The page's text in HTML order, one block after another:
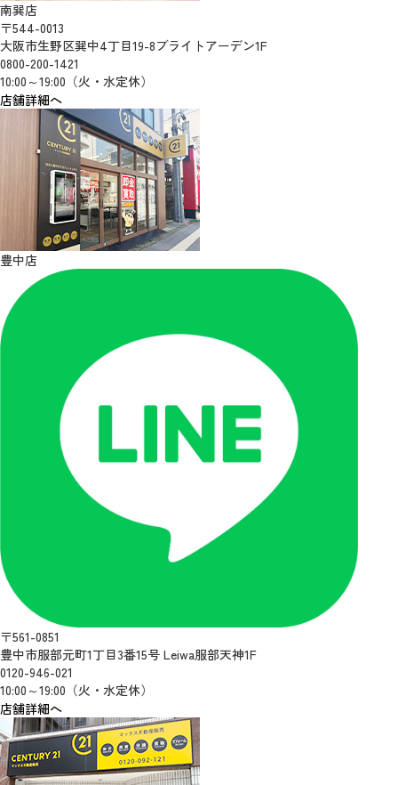
南巽店
〒544-0013
大阪市生野区巽中4丁目19-8ブライトアーデン1F
0800-200-1421
10:00～19:00（火・水定休）
店舗詳細へ
豊中店
〒561-0851
豊中市服部元町1丁目3番15号 Leiwa服部天神1F
0120-946-021
10:00～19:00（火・水定休）
店舗詳細へ